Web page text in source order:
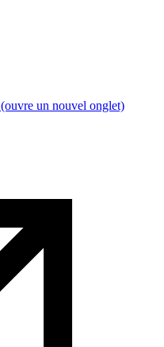
(ouvre un nouvel onglet)